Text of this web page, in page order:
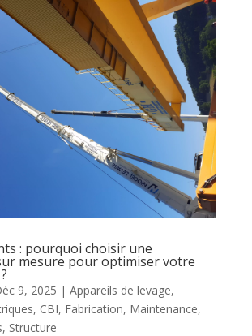
: pourquoi choisir une
mesure pour optimiser votre
9, 2025 | Appareils de levage,
, CBI, Fabrication, Maintenance,
, Structure